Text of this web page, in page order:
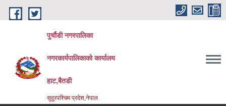
Skip to main content
पुर्चौडी नगरपालिका
नगरकार्यपालिकाकाे कार्यालय
हाट,बैतडी
सुदुरपश्चिम प्रदेश,नेपाल